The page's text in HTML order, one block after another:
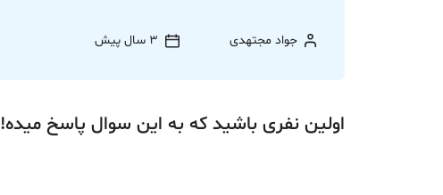
جواد مجتهدی 3 سال پیش
اولین نفری باشید که به این سوال پاسخ میده!